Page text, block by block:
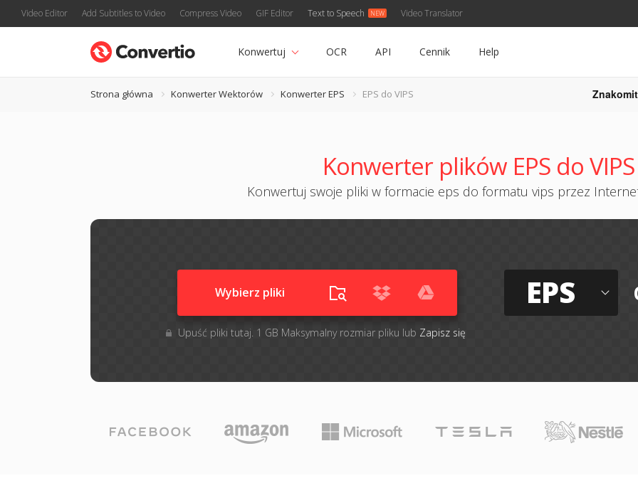
Video Editor Add Subtitles to Video Compress Video GIF Editor Text to Speech Video Translator
Konwertuj OCR API Cennik Help
Strona główna Konwerter Wektorów Konwerter EPS EPS do VIPS
Konwerter plików EPS do VIPS
Konwertuj swoje pliki w formacie eps do formatu vips przez
Wybierz pliki
Upuść pliki tutaj. 1 GB Maksymalny rozmiar pliku lub Zapisz się
EPS